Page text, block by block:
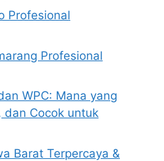
Profesional
Profesional
WPC: Mana yang
dan Cocok untuk
Barat Terpercaya &